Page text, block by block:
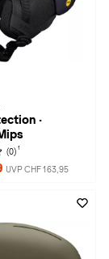
·
(0) 1
UVP CHF 163,95